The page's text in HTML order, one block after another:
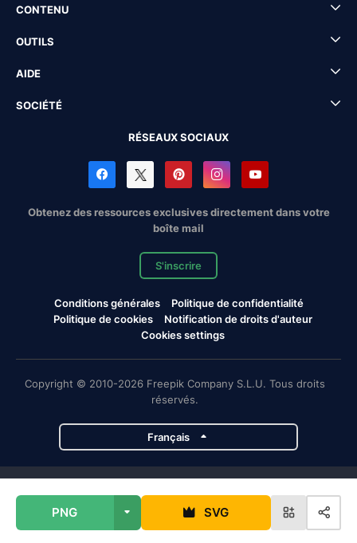
PNG SVG
CONTENU
OUTILS
AIDE
SOCIÉTÉ
RÉSEAUX SOCIAUX
Obtenez des ressources exclusives directement dans votre
boîte mail
S'inscrire
Conditions générales
Politique de confidentialité
Politique de cookies
Notification de droits d'auteur
Cookies settings
Copyright © 2010-2026 Freepik Company S.L.U. Tous droits
réservés.
Français